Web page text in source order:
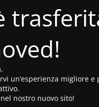
un’esperienza migliore e
nostro nuovo sito!